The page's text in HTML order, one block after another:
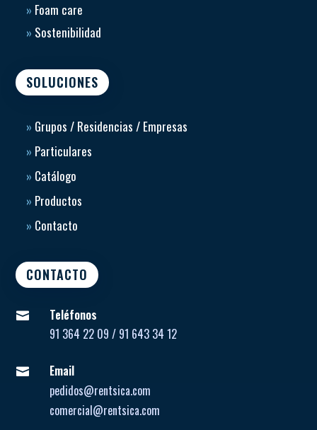
» Foam care
» Sostenibilidad
SOLUCIONES
» Grupos / Residencias / Empresas
» Particulares
» Catálogo
» Productos
» Contacto
CONTACTO

Teléfonos
91 364 22 09 / 91 643 34 12

Email
pedidos@rentsica.com
comercial@rentsica.com